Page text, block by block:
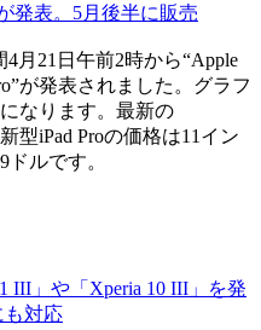
発表。5月後半に販売
月21日午前2時から“Apple
が発表されました。グラフ
なります。最新の
型iPad Proの価格は11イン
ルです。
III」や「Xperia 10 III」を発
も対応